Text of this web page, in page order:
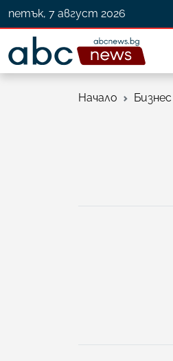
петък, 7 август 2026
Начало Бизнес